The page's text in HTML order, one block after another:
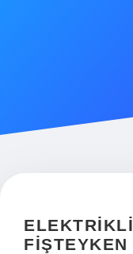
Hakkımızda